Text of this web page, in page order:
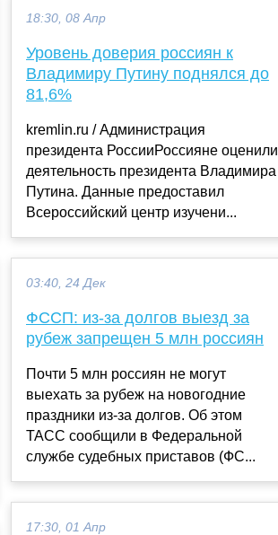
18:30, 08 Апр
Уровень доверия россиян к
Владимиру Путину поднялся до
81,6%
kremlin.ru / Администрация
президента РоссииРоссияне оценили
деятельность президента Владимира
Путина. Данные предоставил
Всероссийский центр изучени...
03:40, 24 Дек
ФССП: из-за долгов выезд за
рубеж запрещен 5 млн россиян
Почти 5 млн россиян не могут
выехать за рубеж на новогодние
праздники из-за долгов. Об этом
ТАСС сообщили в Федеральной
службе судебных приставов (ФС...
17:30, 01 Апр